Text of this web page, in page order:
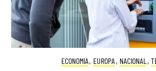
ECONOMIA, EUROPA , NACIONAL ,